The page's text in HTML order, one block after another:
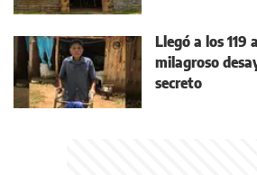
Llegó a los 119
milagroso
secreto